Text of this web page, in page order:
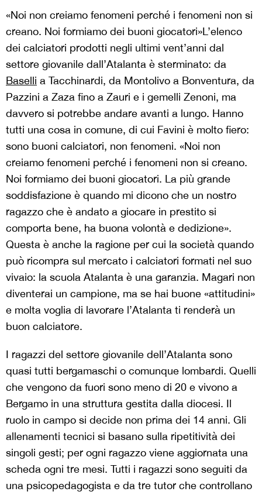
«Noi non creiamo fenomeni perché i fenomeni non si
creano. Noi formiamo dei buoni giocatori»L’elenco
dei calciatori prodotti negli ultimi vent’anni dal
settore giovanile dall’Atalanta è sterminato: da
Baselli a Tacchinardi, da Montolivo a Bonventura, da
Pazzini a Zaza fino a Zauri e i gemelli Zenoni, ma
davvero si potrebbe andare avanti a lungo. Hanno
tutti una cosa in comune, di cui Favini è molto fiero:
sono buoni calciatori, non fenomeni. «Noi non
creiamo fenomeni perché i fenomeni non si creano.
Noi formiamo dei buoni giocatori. La più grande
soddisfazione è quando mi dicono che un nostro
ragazzo che è andato a giocare in prestito si
comporta bene, ha buona volontà e dedizione».
Questa è anche la ragione per cui la società quando
può ricompra sul mercato i calciatori formati nel suo
vivaio: la scuola Atalanta è una garanzia. Magari non
diventerai un campione, ma se hai buone «attitudini»
e molta voglia di lavorare l’Atalanta ti renderà un
buon calciatore.
I ragazzi del settore giovanile dell’Atalanta sono
quasi tutti bergamaschi o comunque lombardi. Quelli
che vengono da fuori sono meno di 20 e vivono a
Bergamo in una struttura gestita dalla diocesi. Il
ruolo in campo si decide non prima dei 14 anni. Gli
allenamenti tecnici si basano sulla ripetitività dei
singoli gesti; per ogni ragazzo viene aggiornata una
scheda ogni tre mesi. Tutti i ragazzi sono seguiti da
una psicopedagogista e da tre tutor che controllano